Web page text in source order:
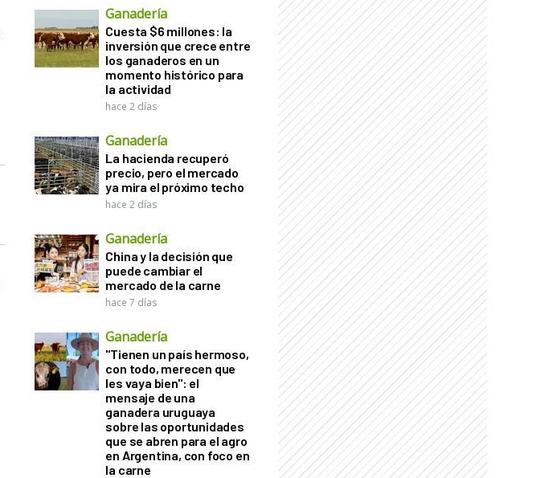
Ganadería
Cuesta $6 millones: la
inversión que crece entre
los ganaderos en un
momento histórico para
la actividad
hace 2 días
Ganadería
La hacienda recuperó
precio, pero el mercado
ya mira el próximo techo
hace 2 días
Ganadería
China y la decisión que
puede cambiar el
mercado de la carne
hace 7 días
Ganadería
"Tienen un país hermoso,
con todo, merecen que
les vaya bien": el
mensaje de una
ganadera uruguaya
sobre las oportunidades
que se abren para el agro
en Argentina, con foco en
la carne